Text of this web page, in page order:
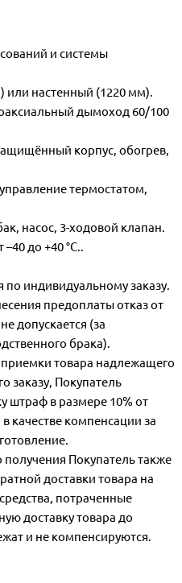
и системы
настенный (1220 мм).
дымоход 60/100
корпус, обогрев,
термостатом,
насос, 3-ходовой клапан.
до +40 °C..
по индивидуальному заказу.
предоплаты отказ от
допускается (за
брака).
приемки товара надлежащего
заказу, Покупатель
штраф в размере 10% от
качестве компенсации за
получения Покупатель также
доставки товара на
потраченные
доставку товара до
и не компенсируются.